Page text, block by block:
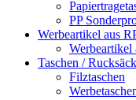
PP
Werbeartikel aus
Werbeartikel
Taschen /
Filztaschen